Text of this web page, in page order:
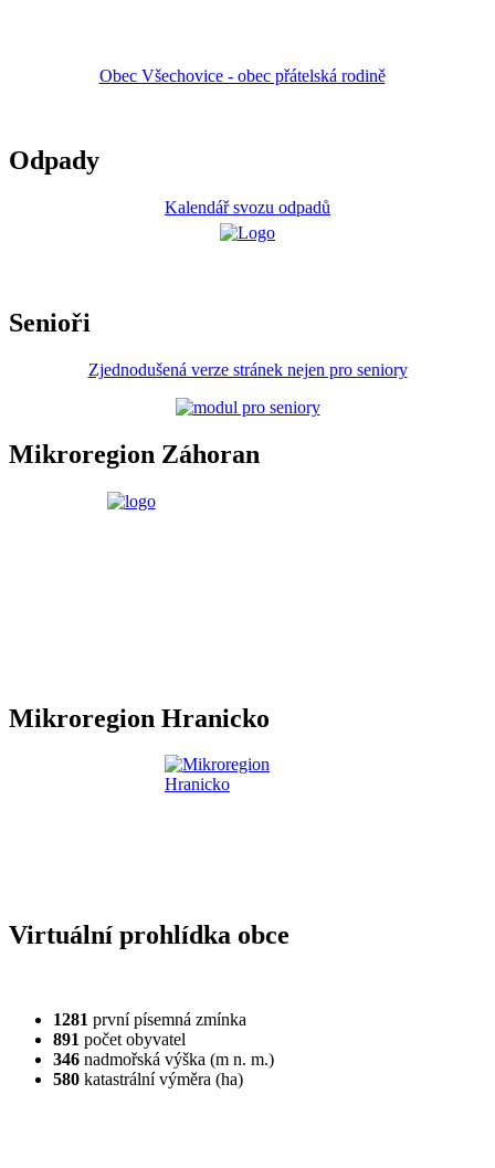
Obec Všechovice - obec přátelská rodině
Odpady
Kalendář svozu odpadů
Senioři
Zjednodušená verze stránek nejen pro seniory
Mikroregion Záhoran
Mikroregion Hranicko
Virtuální prohlídka obce
1281 první písemná zmínka
891 počet obyvatel
346 nadmořská výška (m n. m.)
580 katastrální výměra (ha)